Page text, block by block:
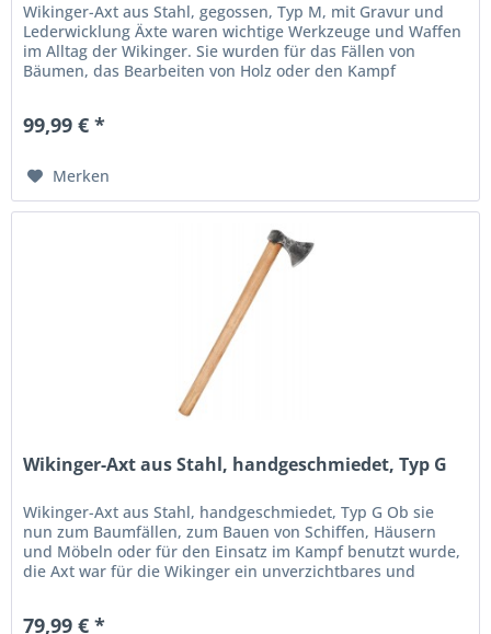
Wikinger-Axt aus Stahl, gegossen, Typ M, mit Gravur und
Lederwicklung Äxte waren wichtige Werkzeuge und Waffen
im Alltag der Wikinger. Sie wurden für das Fällen von
Bäumen, das Bearbeiten von Holz oder den Kampf
99,99 € *
Merken
Wikinger-Axt aus Stahl, handgeschmiedet, Typ G
Wikinger-Axt aus Stahl, handgeschmiedet, Typ G Ob sie
nun zum Baumfällen, zum Bauen von Schiffen, Häusern
und Möbeln oder für den Einsatz im Kampf benutzt wurde,
die Axt war für die Wikinger ein unverzichtbares und
79,99 € *